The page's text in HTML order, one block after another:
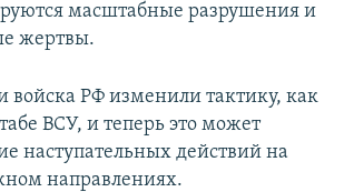
масштабные разрушения и
жертвы.
войска РФ изменили тактику, как
ВСУ, и теперь это может
наступательных действий на
направлениях.